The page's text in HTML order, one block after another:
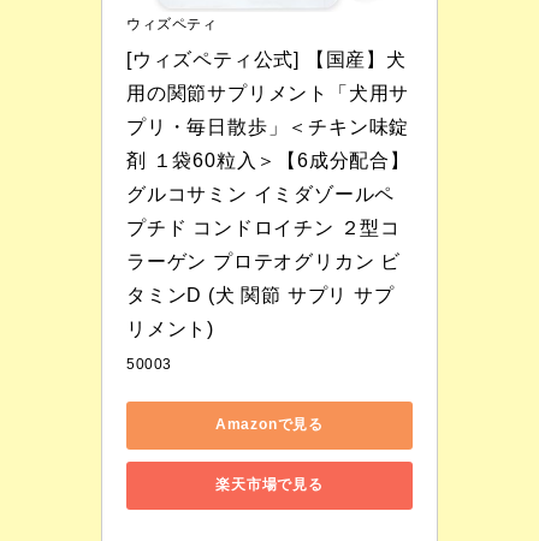
ウィズペティ
[ウィズペティ公式] 【国産】犬
用の関節サプリメント「犬用サ
プリ・毎日散歩」＜チキン味錠
剤 １袋60粒入＞【6成分配合】
グルコサミン イミダゾールペ
プチド コンドロイチン ２型コ
ラーゲン プロテオグリカン ビ
タミンD (犬 関節 サプリ サプ
リメント)
50003
Amazonで見る
楽天市場で見る